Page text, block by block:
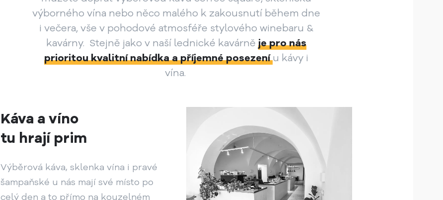
výborného vína nebo něco malého k zakousnutí během dne
i večera, vše v pohodové atmosféře stylového winebaru &
kavárny. Stejně jako v naší lednické kavárně je pro nás
prioritou kvalitní nabídka a příjemné posezeníu kávy i
vína.
Káva a víno
tu hrají prim
Výběrová káva, sklenka vína i pravé
šampaňské u nás mají své místo po
celý den a to přímo na kouzelném